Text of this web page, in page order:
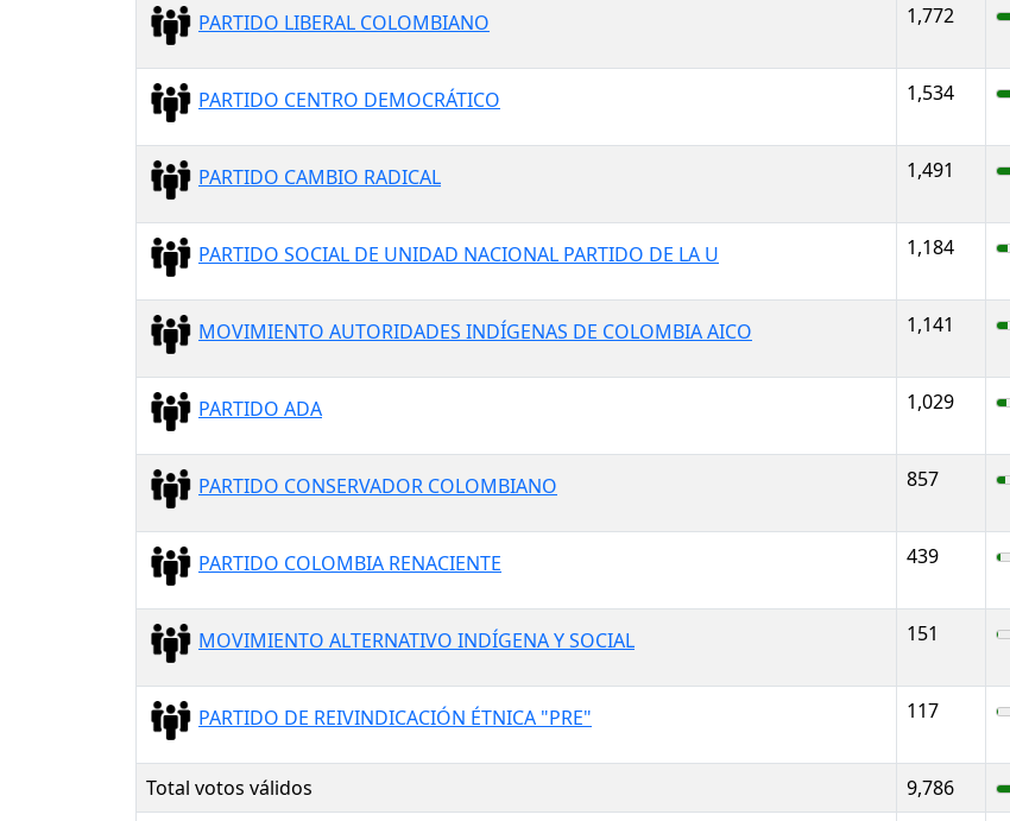
PARTIDO LIBERAL COLOMBIANO 1,772
PARTIDO CENTRO DEMOCRÁTICO 1,534
PARTIDO CAMBIO RADICAL 1,491
PARTIDO SOCIAL DE UNIDAD NACIONAL PARTIDO DE LA U 1,184
MOVIMIENTO AUTORIDADES INDÍGENAS DE COLOMBIA AICO 1,141
PARTIDO ADA 1,029
PARTIDO CONSERVADOR COLOMBIANO 857
PARTIDO COLOMBIA RENACIENTE 439
MOVIMIENTO ALTERNATIVO INDÍGENA Y SOCIAL 151
PARTIDO DE REIVINDICACIÓN ÉTNICA "PRE" 117
Total votos válidos
9,786